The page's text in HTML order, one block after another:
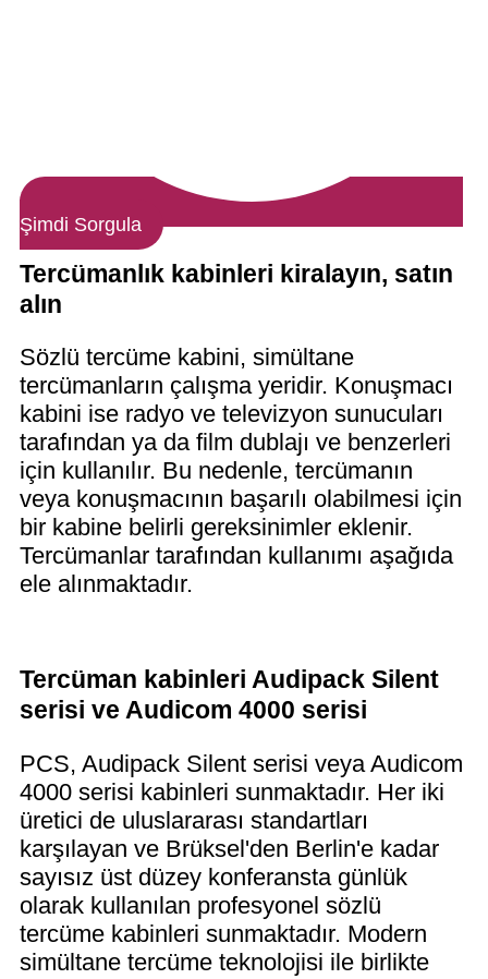
Şimdi Sorgula
Tercümanlık kabinleri kiralayın, satın
alın
Sözlü tercüme kabini, simültane
tercümanların çalışma yeridir. Konuşmacı
kabini ise radyo ve televizyon sunucuları
tarafından ya da film dublajı ve benzerleri
için kullanılır. Bu nedenle, tercümanın
veya konuşmacının başarılı olabilmesi için
bir kabine belirli gereksinimler eklenir.
Tercümanlar tarafından kullanımı aşağıda
ele alınmaktadır.
Tercüman kabinleri Audipack Silent
serisi ve Audicom 4000 serisi
PCS, Audipack Silent serisi veya Audicom
4000 serisi kabinleri sunmaktadır. Her iki
üretici de uluslararası standartları
karşılayan ve Brüksel'den Berlin'e kadar
sayısız üst düzey konferansta günlük
olarak kullanılan profesyonel sözlü
tercüme kabinleri sunmaktadır. Modern
simültane tercüme teknolojisi ile birlikte